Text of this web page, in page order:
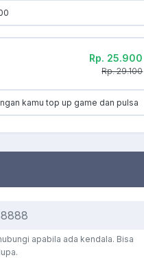
Rp. 25.900
Rp. 29.100
kamu top up game dan pulsa
apabila ada kendala. Bisa